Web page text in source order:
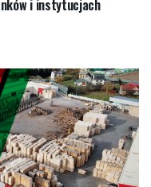
i instytucjach